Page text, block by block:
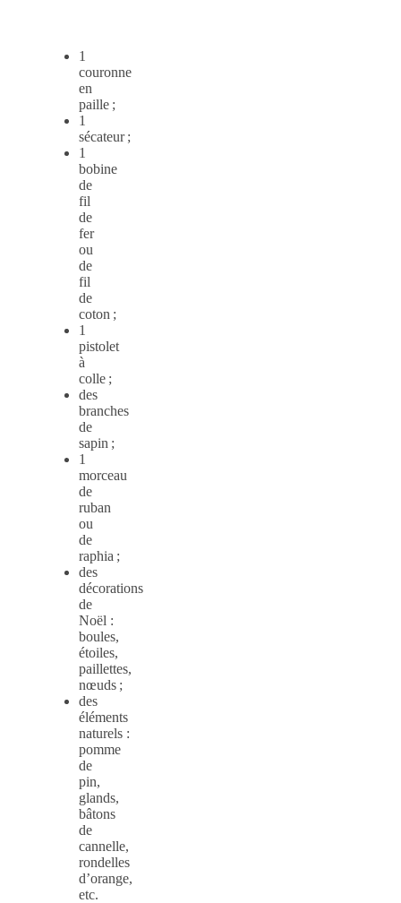
1
couronne
en
paille ;
1
sécateur ;
1
bobine
de
fil
de
fer
ou
de
fil
de
coton ;
1
pistolet
à
colle ;
des
branches
de
sapin ;
1
morceau
de
ruban
ou
de
raphia ;
des
décorations
de
Noël :
boules,
étoiles,
paillettes,
nœuds ;
des
éléments
naturels :
pomme
de
pin,
glands,
bâtons
de
cannelle,
rondelles
d’orange,
etc.